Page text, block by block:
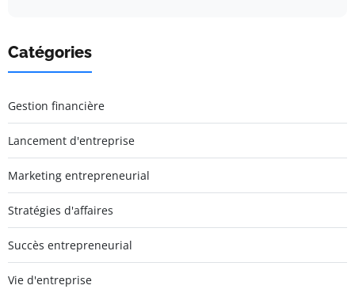
Catégories
Gestion financière
Lancement d'entreprise
Marketing entrepreneurial
Stratégies d'affaires
Succès entrepreneurial
Vie d'entreprise